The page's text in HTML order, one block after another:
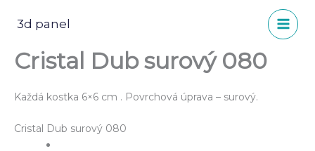
3d panel
Cristal Dub surový 080
Každá kostka 6×6 cm . Povrchová úprava – surový.
Cristal Dub surový 080